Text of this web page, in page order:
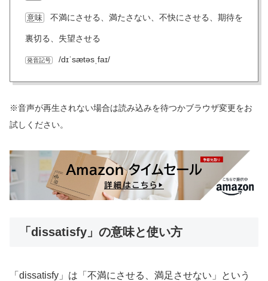
意味 不満にさせる、満たさない、不快にさせる、期待を
裏切る、失望させる
発音記号 /dɪˈsætəsˌfaɪ/
※音声が再生されない場合は読み込みを待つかブラウザ変更をお
試しください。
「dissatisfy」の意味と使い方
「dissatisfy」は「不満にさせる、満足させない」という